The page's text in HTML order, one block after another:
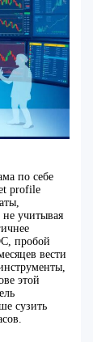
по себе
profile
учитывая
пробой
вести
этой
сузить